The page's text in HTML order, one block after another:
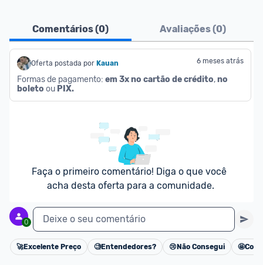
Comentários (0) Avaliações (0)
Oferta postada por Kauan 6 meses atrás
Formas de pagamento: em 3x no cartão de crédito, no
boleto ou PIX.
Faça o primeiro comentário! Diga o que você
acha desta oferta para a comunidade.
0 Deixe o seu comentário
Cancelar
🚀Excelente Preço 🧐Entendedores? 😢 Não Consegui 🤩